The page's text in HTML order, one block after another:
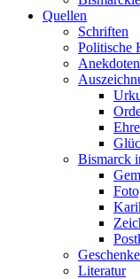
Quellen
Schriften
Politische
Bismarck
Geschenke
Literatur